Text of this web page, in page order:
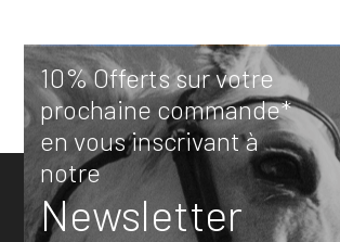
10% Offerts sur votre
prochaine commande*
en vous inscrivant à
notre
Newsletter